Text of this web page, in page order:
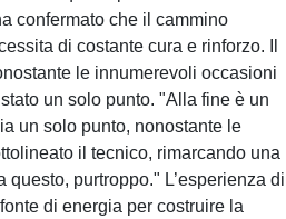
confermato che il cammino
di costante cura e rinforzo. Il
le innumerevoli occasioni
un solo punto. "Alla fine è un
un solo punto, nonostante le
il tecnico, rimarcando una
purtroppo." L’esperienza di
di energia per costruire la